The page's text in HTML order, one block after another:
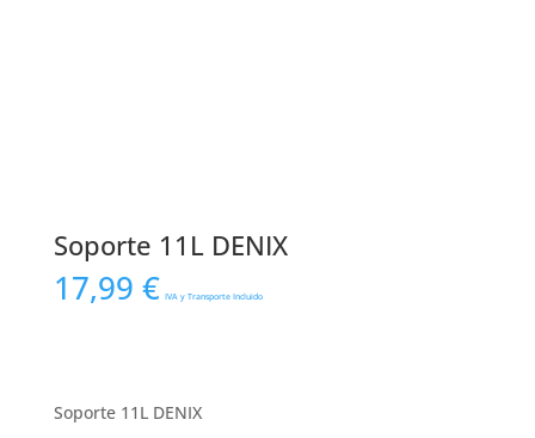
Soporte 11L DENIX
17,99 € IVA y Transporte Incluido
Soporte 11L DENIX